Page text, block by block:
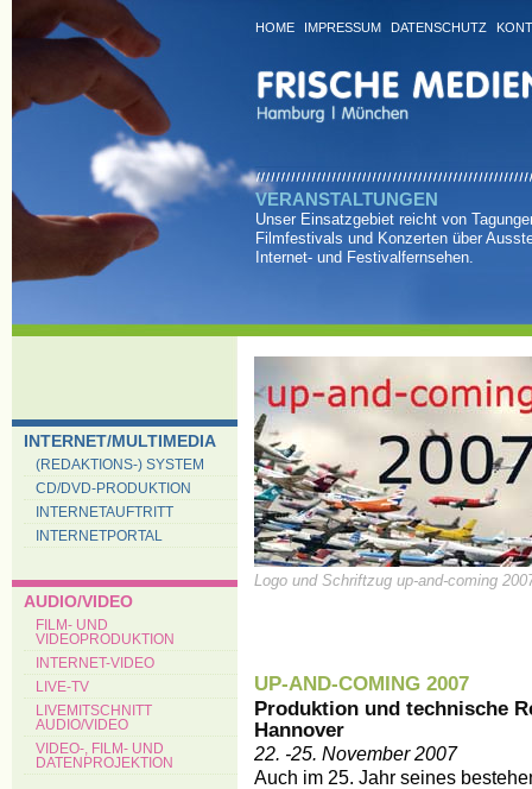
HOME IMPRESSUM DATENSCHUTZ
VERANSTALTUNGEN
Unser Einsatzgebiet reicht von
Filmfestivals und Konzerten über
Internet- und Festivalfernsehen.
INTERNET/MULTIMEDIA
(REDAKTIONS-) SYSTEM
CD/DVD-PRODUKTION
INTERNETAUFTRITT
INTERNETPORTAL
AUDIO/VIDEO
FILM- UND
VIDEOPRODUKTION
INTERNET-VIDEO
LIVE-TV
LIVEMITSCHNITT
AUDIO/VIDEO
VIDEO-, FILM- UND
DATENPROJEKTION
Logo und Schriftzug up-and-coming
UP-AND-COMING 2007
Produktion und technische
Hannover
22. -25. November 2007
Auch im 25. Jahr seines